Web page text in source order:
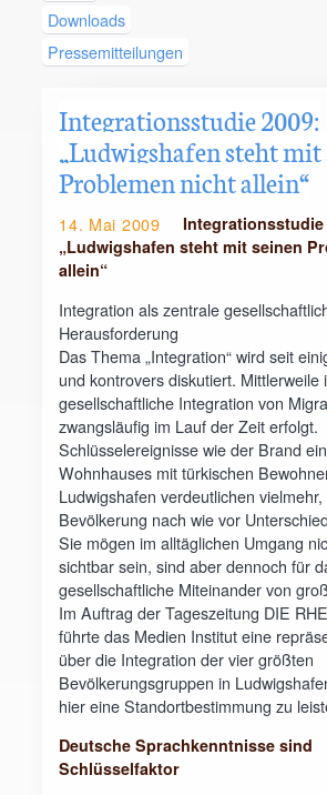
Downloads
Pressemitteilungen
Integrationsstudie 2009:
„Ludwigshafen steht mit
Problemen nicht allein“
14. Mai 2009
Integrationsstudie
„Ludwigshafen steht mit seinen
allein“
Integration als zentrale
Herausforderung
Das Thema „Integration“ wird seit
und kontrovers diskutiert. Mittlerweile
gesellschaftliche Integration von
zwangsläufig im Lauf der Zeit erfolgt.
Schlüsselereignisse wie der Brand
Wohnhauses mit türkischen
Ludwigshafen verdeutlichen
Bevölkerung nach wie vor
Sie mögen im alltäglichen Umgang
sichtbar sein, sind aber dennoch für
gesellschaftliche Miteinander von
Im Auftrag der Tageszeitung DIE
führte das Medien Institut eine
über die Integration der vier größten
Bevölkerungsgruppen in
hier eine Standortbestimmung zu
Deutsche Sprachkenntnisse sind
Schlüsselfaktor